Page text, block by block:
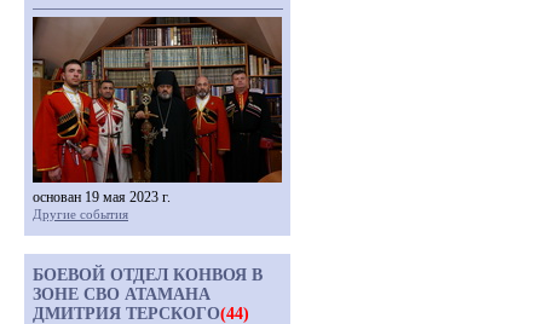
основан 19 мая 2023 г.
Другие события
БОЕВОЙ ОТДЕЛ КОНВОЯ В
ЗОНЕ СВО АТАМАНА
ДМИТРИЯ ТЕРСКОГО(44)